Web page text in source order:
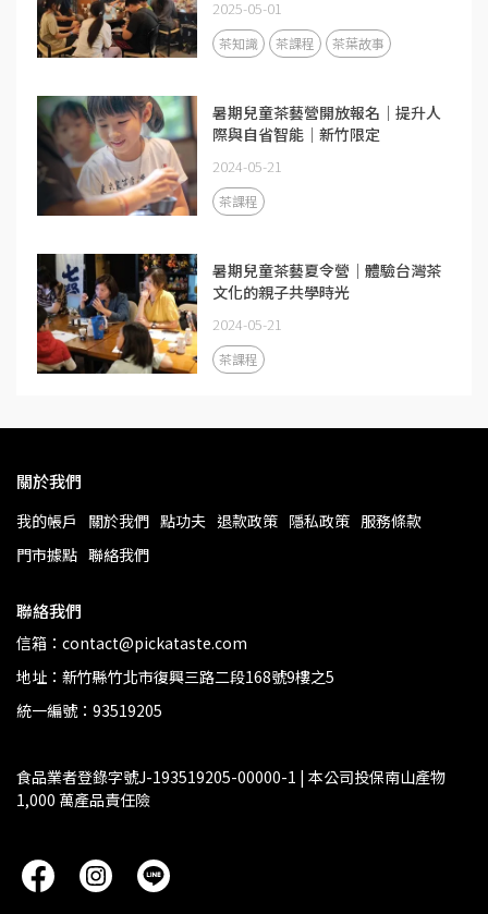
2025-05-01
茶知識 茶課程 茶葉故事
暑期兒童茶藝營開放報名｜提升人
際與自省智能｜新竹限定
2024-05-21
茶課程
暑期兒童茶藝夏令營｜體驗台灣茶
文化的親子共學時光
2024-05-21
茶課程
關於我們
我的帳戶 關於我們 點功夫 退款政策 隱私政策 服務條款
門市據點 聯絡我們
聯絡我們
信箱：contact@pickataste.com
地址：新竹縣竹北市復興三路二段168號9樓之5
統一編號：93519205
食品業者登錄字號J-193519205-00000-1 | 本公司投保南山產物
1,000 萬產品責任險